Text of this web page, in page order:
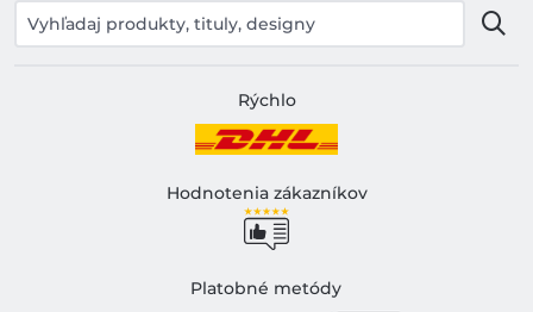
Rýchlo
Hodnotenia zákazníkov
Platobné metódy